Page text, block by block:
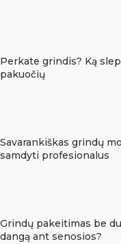
Perkate grindis? Ką
pakuočių
Savarankiškas grindų
samdyti profesionalus
Grindų pakeitimas be
dangą ant senosios?